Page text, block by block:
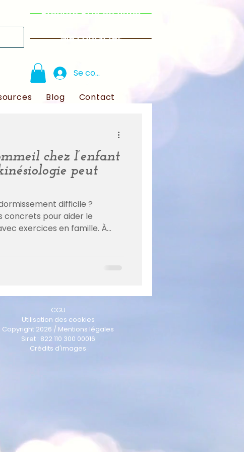
Prendre RDV en ligne
Me contacter
Se connecter
Blog Contact
chez l’enfant
peut
difficile ?
concrets pour aider le
exercices en famille. À
CGU
Utilisation des cookies
Copyright 2026 / Mentions légales
Siret : 822 110 300 00016
Crédits d'images